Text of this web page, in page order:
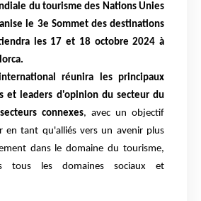
du tourisme des Nations Unies
le 3e Sommet des destinations
les 17 et 18 octobre 2024 à
réunira les principaux
et leaders d'opinion du secteur du
connexes, avec un objectif
en tant qu'alliés vers un avenir plus
dans le domaine du tourisme,
tous les domaines sociaux et